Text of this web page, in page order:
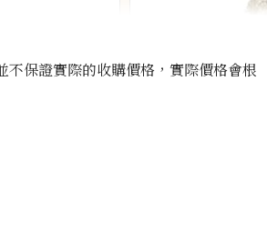
保證實際的收購價格，實際價格會根